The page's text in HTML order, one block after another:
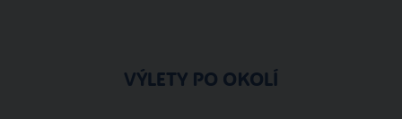
VÝLETY PO OKOLÍ